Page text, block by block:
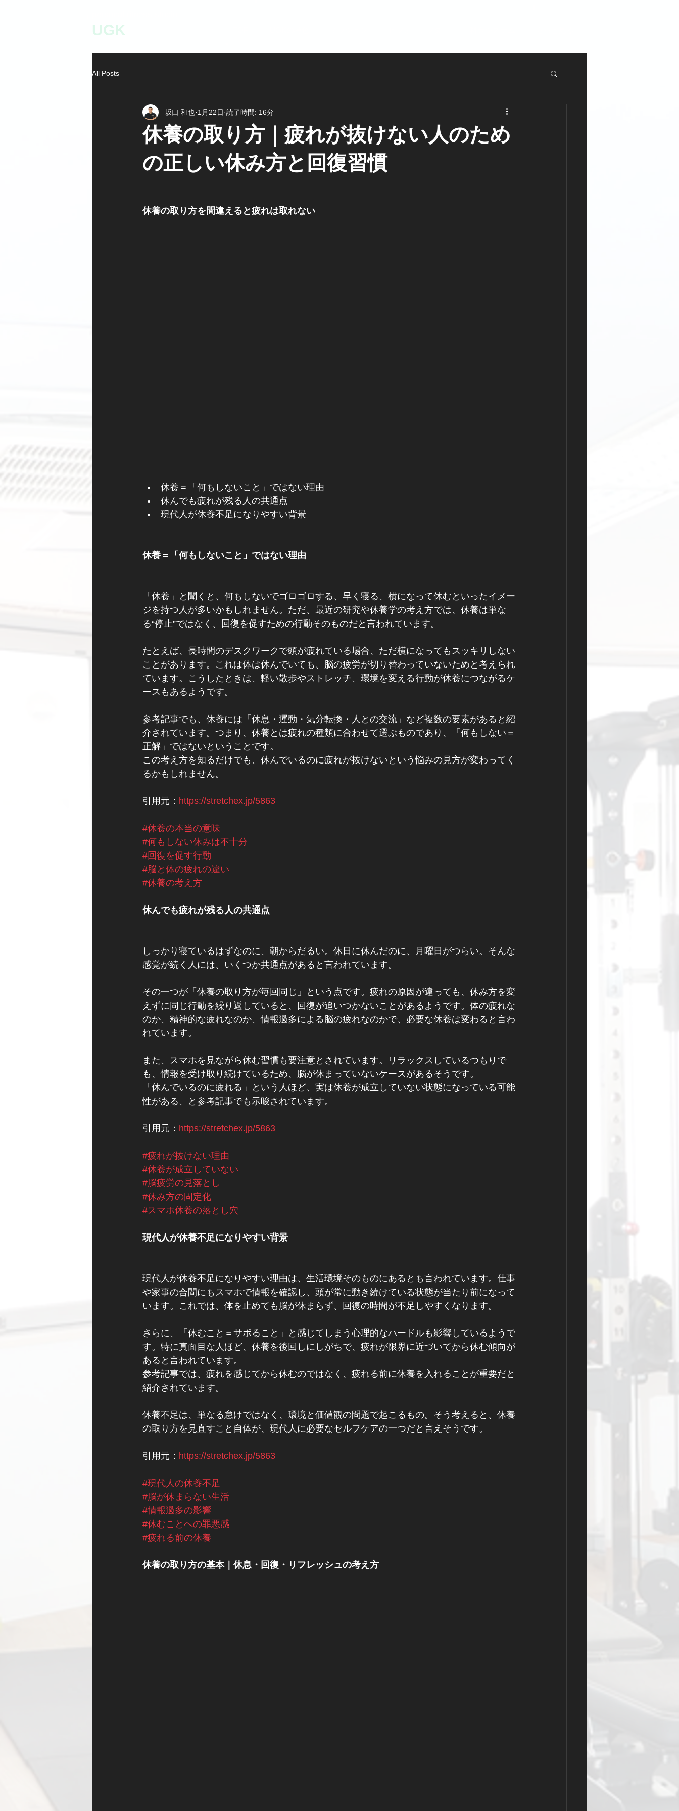
UGK
All Posts
休養の取り方｜疲れが抜けない人のため
の正しい休み方と回復習慣
坂口 和也 1月22日 読了時間: 16分
休養の取り方を間違えると疲れは取れない
休養＝「何もしないこと」ではない理由
休んでも疲れが残る人の共通点
現代人が休養不足になりやすい背景
休養＝「何もしないこと」ではない理由
「休養」と聞くと、何もしないでゴロゴロする、早く寝る、横になって休むといったイメー
ジを持つ人が多いかもしれません。ただ、最近の研究や休養学の考え方では、休養は単な
る“停止”ではなく、回復を促すための行動そのものだと言われています。
たとえば、長時間のデスクワークで頭が疲れている場合、ただ横になってもスッキリしない
ことがあります。これは体は休んでいても、脳の疲労が切り替わっていないためと考えられ
ています。こうしたときは、軽い散歩やストレッチ、環境を変える行動が休養につながるケ
ースもあるようです。
参考記事でも、休養には「休息・運動・気分転換・人との交流」など複数の要素があると紹
介されています。つまり、休養とは疲れの種類に合わせて選ぶものであり、「何もしない＝
正解」ではないということです。
この考え方を知るだけでも、休んでいるのに疲れが抜けないという悩みの見方が変わってく
るかもしれません。
引用元： https://stretchex.jp/5863
#休養の本当の意味
#何もしない休みは不十分
#回復を促す行動
#脳と体の疲れの違い
#休養の考え方
休んでも疲れが残る人の共通点
しっかり寝ているはずなのに、朝からだるい。休日に休んだのに、月曜日がつらい。そんな
感覚が続く人には、いくつか共通点があると言われています。
その一つが「休養の取り方が毎回同じ」という点です。疲れの原因が違っても、休み方を変
えずに同じ行動を繰り返していると、回復が追いつかないことがあるようです。体の疲れな
のか、精神的な疲れなのか、情報過多による脳の疲れなのかで、必要な休養は変わると言わ
れています。
また、スマホを見ながら休む習慣も要注意とされています。リラックスしているつもりで
も、情報を受け取り続けているため、脳が休まっていないケースがあるそうです。
「休んでいるのに疲れる」という人ほど、実は休養が成立していない状態になっている可能
性がある、と参考記事でも示唆されています。
引用元： https://stretchex.jp/5863
#疲れが抜けない理由
#休養が成立していない
#脳疲労の見落とし
#休み方の固定化
#スマホ休養の落とし穴
現代人が休養不足になりやすい背景
現代人が休養不足になりやすい理由は、生活環境そのものにあるとも言われています。仕事
や家事の合間にもスマホで情報を確認し、頭が常に動き続けている状態が当たり前になって
います。これでは、体を止めても脳が休まらず、回復の時間が不足しやすくなります。
さらに、「休むこと＝サボること」と感じてしまう心理的なハードルも影響しているようで
す。特に真面目な人ほど、休養を後回しにしがちで、疲れが限界に近づいてから休む傾向が
あると言われています。
参考記事では、疲れを感じてから休むのではなく、疲れる前に休養を入れることが重要だと
紹介されています。
休養不足は、単なる怠けではなく、環境と価値観の問題で起こるもの。そう考えると、休養
の取り方を見直すこと自体が、現代人に必要なセルフケアの一つだと言えそうです。
引用元： https://stretchex.jp/5863
#現代人の休養不足
#脳が休まらない生活
#情報過多の影響
#休むことへの罪悪感
#疲れる前の休養
休養の取り方の基本｜休息・回復・リフレッシュの考え方